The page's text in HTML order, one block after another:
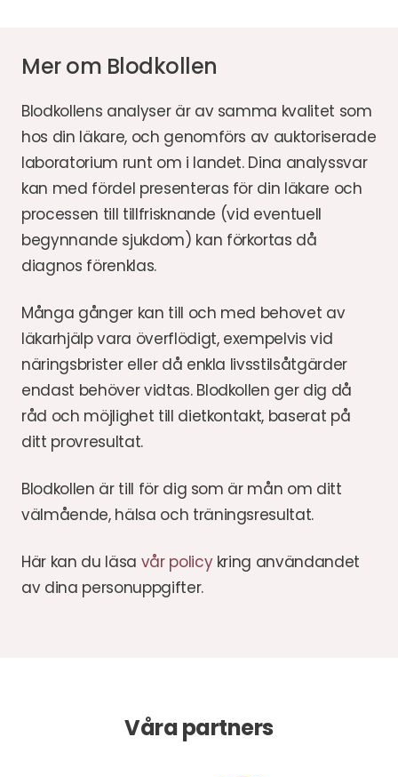
Mer om Blodkollen
Blodkollens analyser är av samma kvalitet som
hos din läkare, och genomförs av auktoriserade
laboratorium runt om i landet. Dina analyssvar
kan med fördel presenteras för din läkare och
processen till tillfrisknande (vid eventuell
begynnande sjukdom) kan förkortas då
diagnos förenklas.
Många gånger kan till och med behovet av
läkarhjälp vara överflödigt, exempelvis vid
näringsbrister eller då enkla livsstilsåtgärder
endast behöver vidtas. Blodkollen ger dig då
råd och möjlighet till dietkontakt, baserat på
ditt provresultat.
Blodkollen är till för dig som är mån om ditt
välmående, hälsa och träningsresultat.
Här kan du läsa vår policykring användandet
av dina personuppgifter.
Våra partners